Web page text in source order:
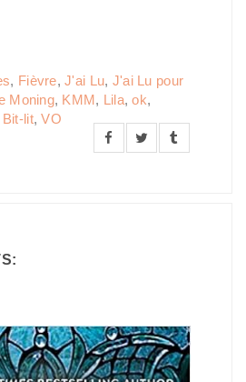
, Fièvre,J'ai Lu, J'ai Lu pour
Moning, KMM, Lila,ok,
lit,VO